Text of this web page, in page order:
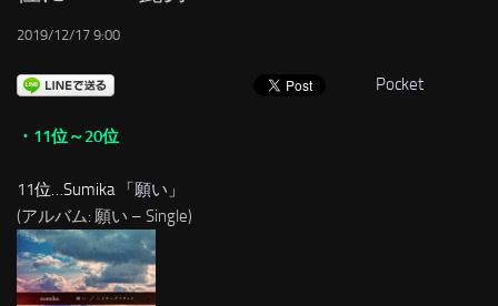
2019/12/17 9:00
Pocket
・11位～20位
11位…Sumika 「願い 」
(アルバム: 願い – Single)